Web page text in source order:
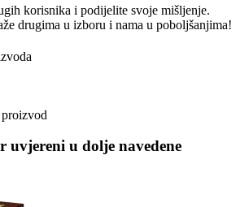
korisnika i podijelite svoje mišljenje.
drugima u izboru i nama u poboljšanjima!
uvjereni u dolje navedene